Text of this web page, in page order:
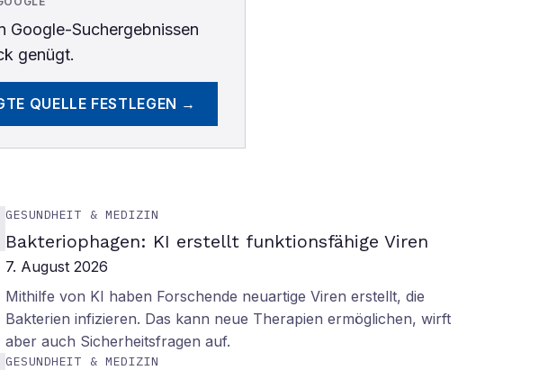
Google-Suchergebnissen
genügt.
QUELLE FESTLEGEN →
GESUNDHEIT & MEDIZIN
Bakteriophagen: KI erstellt funktionsfähige Viren
7. August 2026
Mithilfe von KI haben Forschende neuartige Viren erstellt, die
Bakterien infizieren. Das kann neue Therapien ermöglichen, wirft
aber auch Sicherheitsfragen auf.
GESUNDHEIT & MEDIZIN